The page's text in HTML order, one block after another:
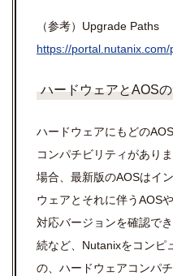
（参考）Upgrade Paths
https://
ハードウェアとAOS
ハードウェアにもどの
コンパチビリティがあり
場合、最新版のAOSはイ
ウェアとそれに伴うAOS
対応バージョンを確認で
続など、Nutanixをコンピ
の、ハードウェアコンパ